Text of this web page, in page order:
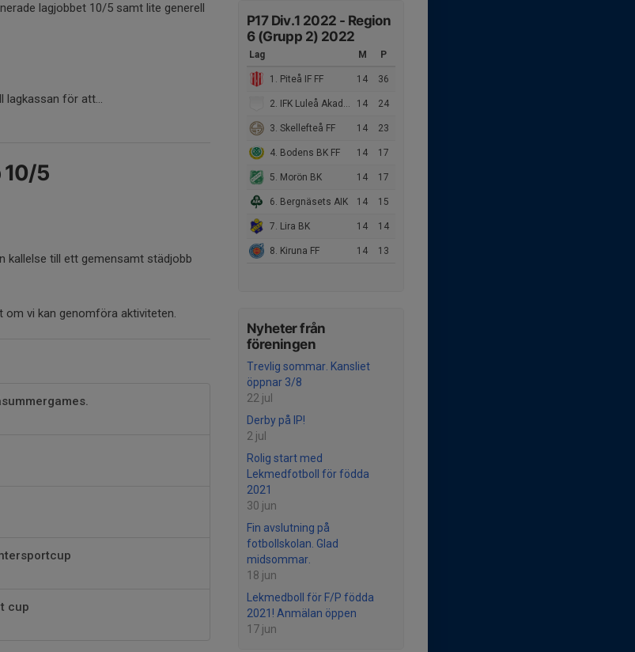
P17 Div.1 2022 - Region
6 (Grupp 2) 2022
Lag M P
1. Piteå IF FF 14 36
2. IFK Luleå Akademi 14 24
3. Skellefteå FF 14 23
4. Bodens BK FF 14 17
5. Morön BK 14 17
6. Bergnäsets AIK 14 15
7. Lira BK 14 14
8. Kiruna FF 14 13
Nyheter från
föreningen
Trevlig sommar. Kansliet
öppnar 3/8
22 jul
Derby på IP!
2 jul
Rolig start med
Lekmedfotboll för födda
2021
30 jun
Fin avslutning på
fotbollskolan. Glad
midsommar.
18 jun
Lekmedboll för F/P födda
2021! Anmälan öppen
17 jun
lagjobbet 10/5 samt lite generell
lagkassan för att...
10/5
kallelse till ett gemensamt städjobb
vi kan genomföra aktiviteten.
cup